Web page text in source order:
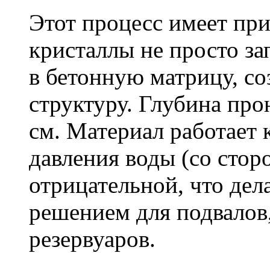
Этот процесс имеет
кристаллы не просто
в бетонную матрицу,
структуру. Глубина
см. Материал работает
давления воды (со
отрицательной, что
решением для
резервуаров.